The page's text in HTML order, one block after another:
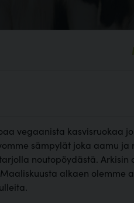
vegaanista kasvisruokaa
sämpylät joka aamu ja
noutopöydästä. Arkisin
alkaen olemme